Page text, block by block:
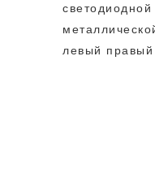
левый